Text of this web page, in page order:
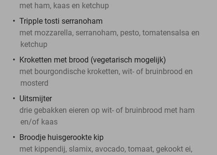
met ham, kaas en ketchup
Tripple tosti serranoham
met mozzarella, serranoham, pesto, tomatensalsa en
ketchup
Kroketten met brood (vegetarisch mogelijk)
met bourgondische kroketten, wit- of bruinbrood en
mosterd
Uitsmijter
drie gebakken eieren op wit- of bruinbrood met ham
en/of kaas
Broodje huisgerookte kip
met kippendij, slamix, avocado, tomaat, gekookt ei,